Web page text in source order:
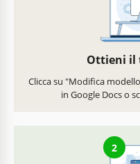
Ottieni il
Clicca su "Modifica
in Google Docs o
2